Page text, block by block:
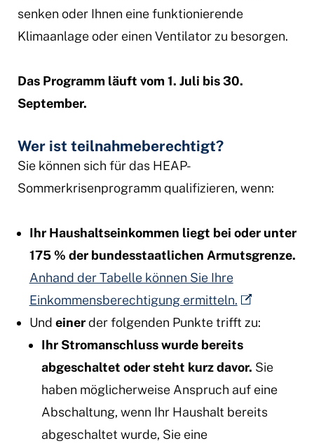
senken oder Ihnen eine funktionierende
Klimaanlage oder einen Ventilator zu besorgen.
Das Programm läuft vom 1. Juli bis 30.
September.
Wer ist teilnahmeberechtigt?
Sie können sich für das HEAP-
Sommerkrisenprogramm qualifizieren, wenn:
Ihr Haushaltseinkommen liegt bei oder unter
175 % der bundesstaatlichen Armutsgrenze.
Anhand der Tabelle können Sie Ihre
Einkommensberechtigung ermitteln.
Und einerder folgenden Punkte trifft zu:
Ihr Stromanschluss wurde bereits
abgeschaltet oder steht kurz davor. Sie
haben möglicherweise Anspruch auf eine
Abschaltung, wenn Ihr Haushalt bereits
abgeschaltet wurde, Sie eine